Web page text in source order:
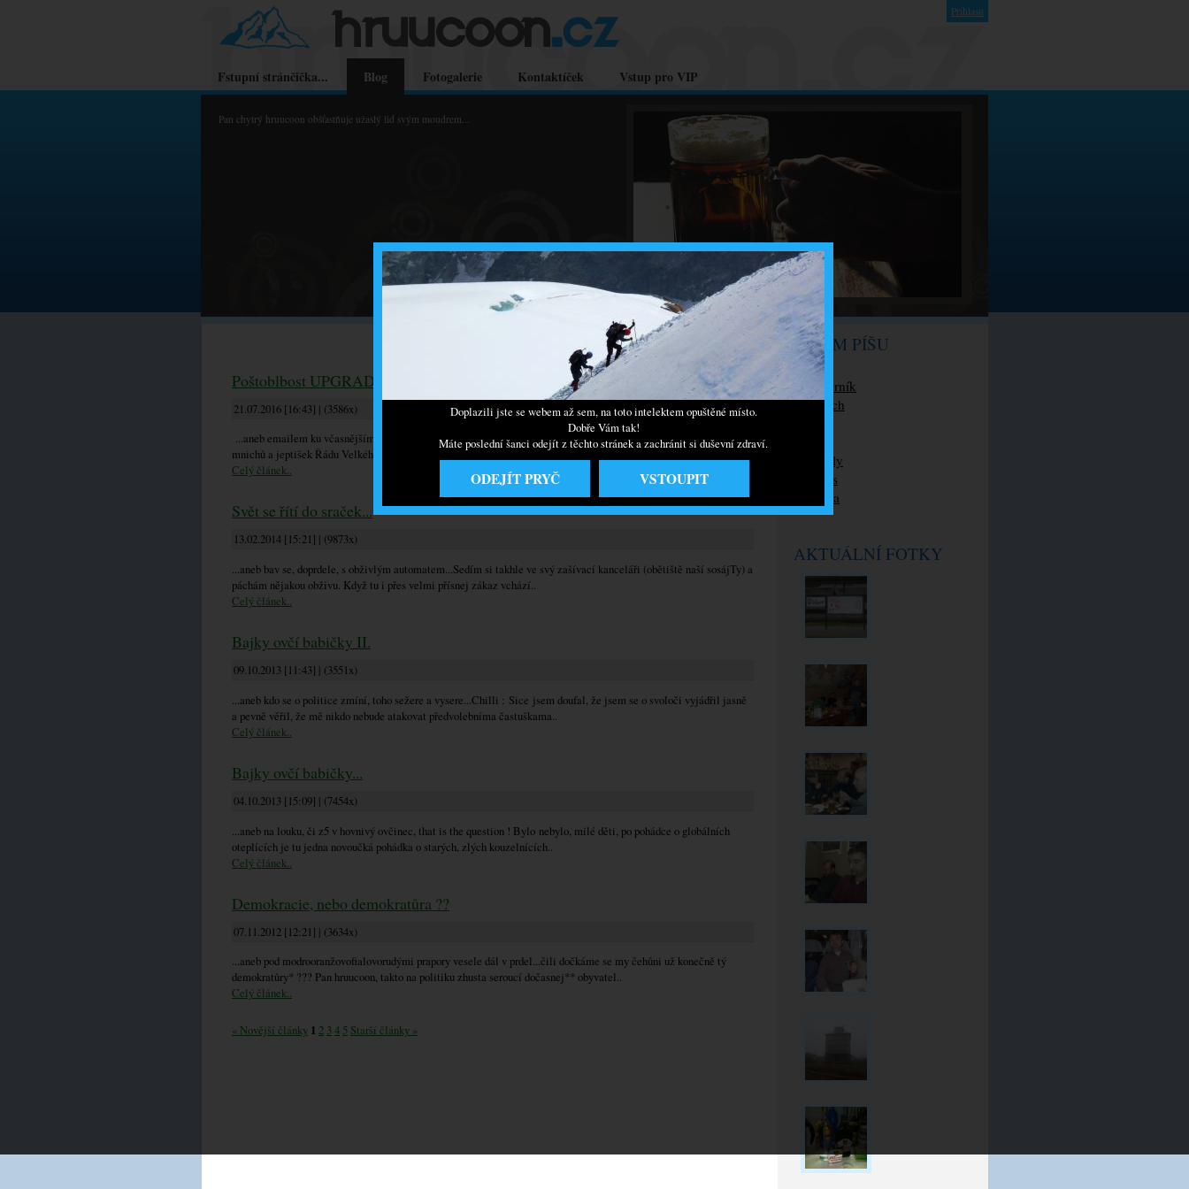
Doplazili jste se webem až sem, na toto intelektem opuštěné místo.
Dobře Vám tak!
Máte poslední šanci odejít z těchto stránek a zachránit si duševní zdraví.
ODEJÍT PRYČ VSTOUPIT
Prihlasit
Fstupní stránčička... Blog Fotogalerie Kontaktíček Vstup pro VIP
Pan chytrý hruucoon obšťastňuje užaslý lid svým moudrem...
Poštoblbost UPGRADED...
21.07.2016 [16:43] | (3586x)
...aneb emailem ku včasnějšímu donášení !!!Již mnohokráte jsem byl počastován ve svém životě genialitou
mnichů a jeptišek Řádu Velkého Pošta, kteréhožto obětiště jsouť..
Celý článek..
Svět se řítí do sraček...
13.02.2014 [15:21] | (9873x)
...aneb bav se, doprdele, s obživlým automatem...Sedím si takhle ve svý zašívací kanceláři (obětiště naší sosájTy) a
páchám nějakou obživu. Když tu i přes velmi přísnej zákaz vchází..
Celý článek..
Bajky ovčí babičky II.
09.10.2013 [11:43] | (3551x)
...aneb kdo se o politice zmíní, toho sežere a vysere...Chilli : Sice jsem doufal, že jsem se o svoloči vyjádřil jasně
a pevně věřil, že mě nikdo nebude atakovat předvolebníma častuškama..
Celý článek..
Bajky ovčí babičky...
04.10.2013 [15:09] | (7454x)
...aneb na louku, či z5 v hovnivý ovčinec, that is the question ! Bylo nebylo, milé děti, po pohádce o globálních
oteplících je tu jedna novoučká pohádka o starých, zlých kouzelnících..
Celý článek..
Demokracie, nebo demokratůra ??
07.11.2012 [12:21] | (3634x)
...aneb pod modrooranžovofialovorudými prapory vesele dál v prdel...čili dočkáme se my čehůni už konečně tý
demokratůry* ??? Pan hruucoon, takto na politiku zhusta seroucí dočasnej** obyvatel..
Celý článek..
« Novější články 1 2 3 4 5 Starší články »
O ČEM PÍŠU
Můj kurník
O horách
Blááboly
Maglajs
Squadra
AKTUÁLNÍ FOTKY